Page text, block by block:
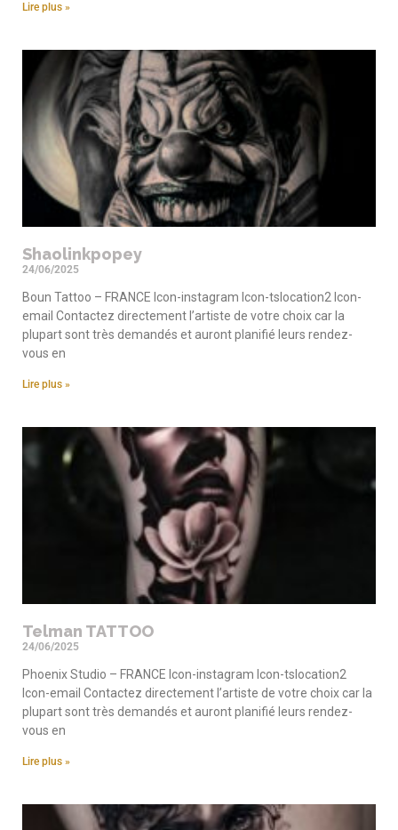
Lire plus »
Shaolinkpopey
24/06/2025
Boun Tattoo – FRANCE Icon-instagram Icon-tslocation2 Icon-
email Contactez directement l’artiste de votre choix car la
plupart sont très demandés et auront planifié leurs rendez-
vous en
Lire plus »
Telman TATTOO
24/06/2025
Phoenix Studio – FRANCE Icon-instagram Icon-tslocation2
Icon-email Contactez directement l’artiste de votre choix car la
plupart sont très demandés et auront planifié leurs rendez-
vous en
Lire plus »